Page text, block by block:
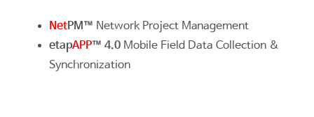
NetPM™ Network Project Management
etapAPP™ 4.0 Mobile Field Data Collection &
Synchronization